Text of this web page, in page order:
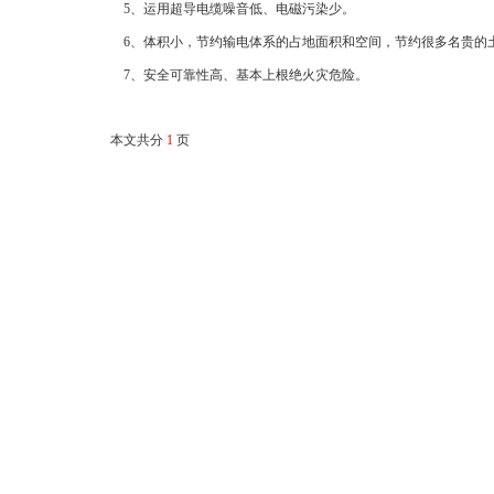
5、运用超导电缆噪音低、电磁污染少。
6、体积小，节约输电体系的占地面积和空间，节约很多名贵的
7、安全可靠性高、基本上根绝火灾危险。
本文共分 1 页